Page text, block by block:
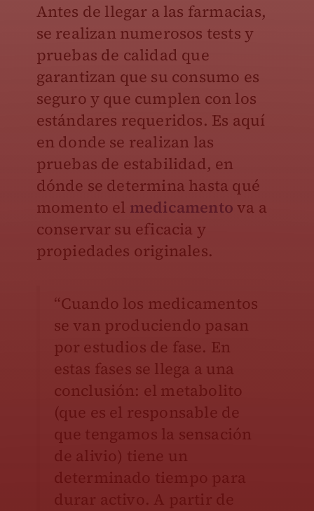
Antes de llegar a las farmacias,
se realizan numerosos tests y
pruebas de calidad que
garantizan que su consumo es
seguro y que cumplen con los
estándares requeridos. Es aquí
en donde se realizan las
pruebas de estabilidad, en
dónde se determina hasta qué
momento el medicamento va a
conservar su eficacia y
propiedades originales.
“Cuando los medicamentos
se van produciendo pasan
por estudios de fase. En
estas fases se llega a una
conclusión: el metabolito
(que es el responsable de
que tengamos la sensación
de alivio) tiene un
determinado tiempo para
durar activo. A partir de